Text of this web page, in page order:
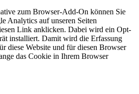
zum Browser-Add-On können Sie
Analytics auf unseren Seiten
Link anklicken. Dabei wird ein Opt-
installiert. Damit wird die Erfassung
diese Website und für diesen Browser
das Cookie in Ihrem Browser